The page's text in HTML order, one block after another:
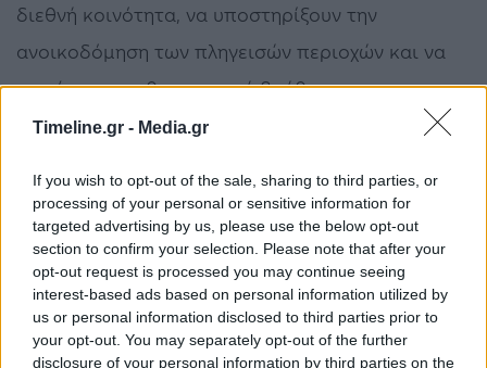
Timeline.gr - Media.gr
If you wish to opt-out of the sale, sharing to third parties, or
processing of your personal or sensitive information for
targeted advertising by us, please use the below opt-out
section to confirm your selection. Please note that after your
opt-out request is processed you may continue seeing
interest-based ads based on personal information utilized by
us or personal information disclosed to third parties prior to
your opt-out. You may separately opt-out of the further
disclosure of your personal information by third parties on the
διεθνή κοινότητα, να υποστηρίξουν την
ανοικοδόμηση των πληγεισών περιοχών και να
παράσχουν ανθρωπιστική βοήθεια στον
πληγέντα άμαχο πληθυσμό.
4.2 Οι διεθνείς οργανισμοί και οι χώρες δωρητές
ενθαρρύνονται να παρέχουν οικονομική και
τεχνική βοήθεια για την ανοικοδόμηση των
πληγεισών περιοχών.
Άρθρο 5: Εξομάλυνση των σχέσεων